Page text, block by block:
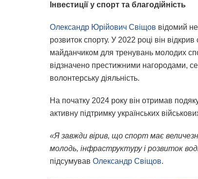
Інвестиції у спорт та благодійність
Олександр Юрійович Свіщов відомий
розвиток спорту. У 2022 році він
майданчиком для тренувань молодих
відзначено престижними нагородами,
волонтерську діяльність.
На початку 2024 року він отримав
активну підтримку українських
«Я завжди вірив, що спорт має
молодь, інфраструктуру і розвиток
підсумував Олександр Свіщов.